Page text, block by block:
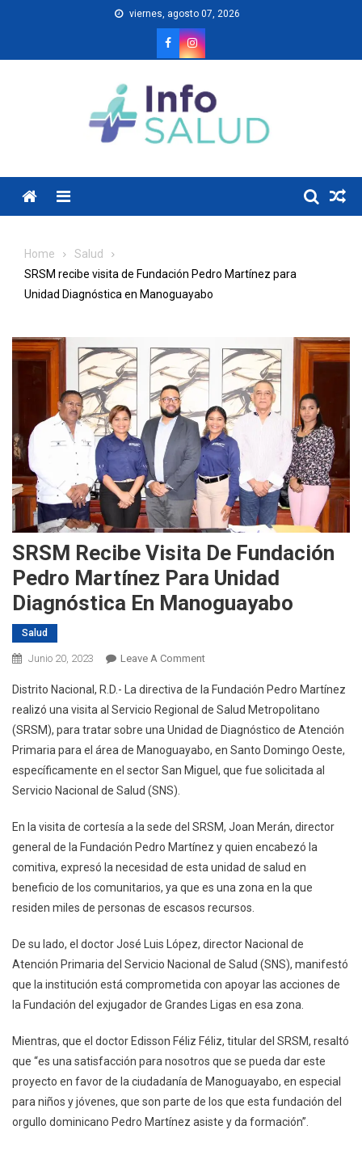
viernes, agosto 07, 2026
Menu
Home
Salud
SRSM recibe visita de Fundación Pedro Martínez para
Unidad Diagnóstica en Manoguayabo
SRSM Recibe Visita De Fundación
Pedro Martínez Para Unidad
Diagnóstica En Manoguayabo
Salud
Junio 20, 2023 Leave A CommentOn
Recibe
Visita
De
Fundación
Pedro
Unidad
Diagnóstica
En
Distrito Nacional, R.D.- La directiva de la Fundación Pedro Martínez
realizó una visita al Servicio Regional de Salud Metropolitano
(SRSM), para tratar sobre una Unidad de Diagnóstico de Atención
Primaria para el área de Manoguayabo, en Santo Domingo Oeste,
específicamente en el sector San Miguel, que fue solicitada al
Servicio Nacional de Salud (SNS).
En la visita de cortesía a la sede del SRSM, Joan Merán, director
general de la Fundación Pedro Martínez y quien encabezó la
comitiva, expresó la necesidad de esta unidad de salud en
beneficio de los comunitarios, ya que es una zona en la que
residen miles de personas de escasos recursos.
De su lado, el doctor José Luis López, director Nacional de
Atención Primaria del Servicio Nacional de Salud (SNS), manifestó
que la institución está comprometida con apoyar las acciones de
la Fundación del exjugador de Grandes Ligas en esa zona.
Mientras, que el doctor Edisson Féliz Féliz, titular del SRSM, resaltó
que “es una satisfacción para nosotros que se pueda dar este
proyecto en favor de la ciudadanía de Manoguayabo, en especial
para niños y jóvenes, que son parte de los que esta fundación del
orgullo dominicano Pedro Martínez asiste y da formación”.